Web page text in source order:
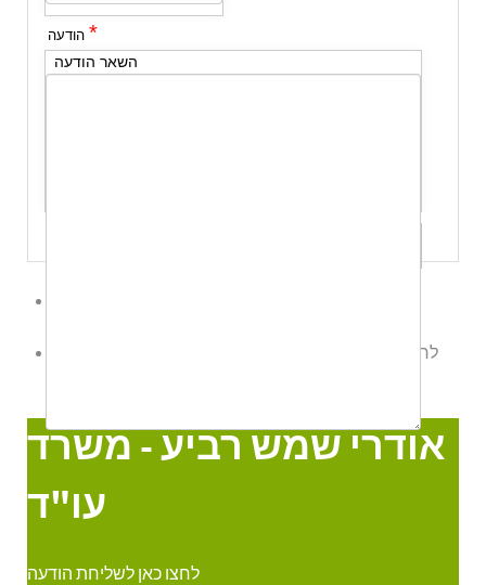
*
השאר הודעה
לחצו כאן לשליחת הודעה
אודרי שמש רביע - משרד
עו"ד
לחצו כאן לשליחת הודעה